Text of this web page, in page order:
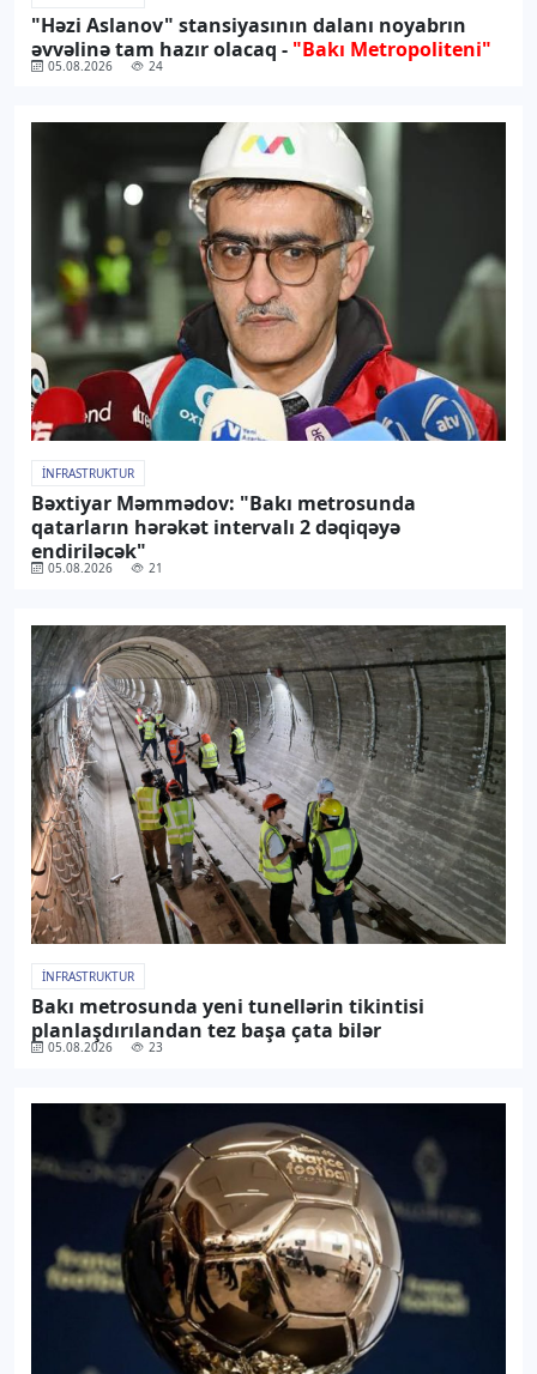
"Həzi Aslanov" stansiyasının dalanı noyabrın
əvvəlinə tam hazır olacaq - "Bakı Metropoliteni"
05.08.2026 24
İNFRASTRUKTUR
Bəxtiyar Məmmədov: "Bakı metrosunda
qatarların hərəkət intervalı 2 dəqiqəyə
endiriləcək"
05.08.2026 21
İNFRASTRUKTUR
Bakı metrosunda yeni tunellərin tikintisi
planlaşdırılandan tez başa çata bilər
05.08.2026 23